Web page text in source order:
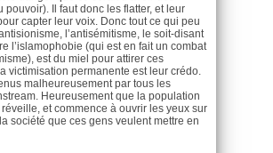
pouvoir). Il faut donc les flatter, et leur
capter leur voix. Donc tout ce qui peu
l’antisémitisme, le soit-disant
l’islamophobie (qui est en fait un combat
est du miel pour attirer ces
victimisation permanente est leur crédo.
malheureusement par tous les
Heureusement que la population
et commence à ouvrir les yeux sur
société que ces gens veulent mettre en